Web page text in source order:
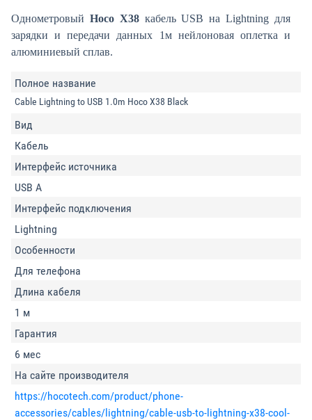
Однометровый Hoco X38кабель USB на Lightning для
зарядки и передачи данных 1м нейлоновая оплетка и
алюминиевый сплав.
Полное название
Cable Lightning to USB 1.0m Hoco X38 Black
Вид
Кабель
Интерфейс источника
USB A
Интерфейс подключения
Lightning
Особенности
Для телефона
Длина кабеля
1 м
Гарантия
6 мес
На сайте производителя
https://hocotech.com/product/phone-
accessories/cables/lightning/cable-usb-to-lightning-x38-cool-